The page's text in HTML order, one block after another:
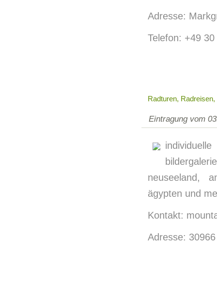
Adresse:
Telefon: +49
Radturen,
Eintragung vom
neuseeland,
ägypten und
Kontakt:
Adresse: